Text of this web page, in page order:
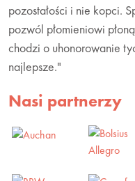
pozostałości i nie kopci.
pozwól płomieniowi
chodzi o uhonorowanie
najlepsze."
Nasi partnerzy